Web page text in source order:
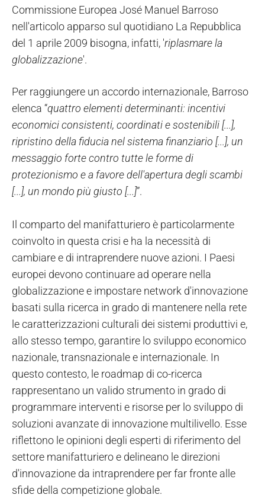
Commissione Europea José Manuel Barroso
nell'articolo apparso sul quotidiano La Repubblica
del 1 aprile 2009 bisogna, infatti, 'riplasmare la
globalizzazione'.
Per raggiungere un accordo internazionale, Barroso
elenca “quattro elementi determinanti: incentivi
economici consistenti, coordinati e sostenibili [...],
ripristino della fiducia nel sistema finanziario [...], un
messaggio forte contro tutte le forme di
protezionismo e a favore dell'apertura degli scambi
[...], un mondo più giusto [...]”.
Il comparto del manifatturiero è particolarmente
coinvolto in questa crisi e ha la necessità di
cambiare e di intraprendere nuove azioni. I Paesi
europei devono continuare ad operare nella
globalizzazione e impostare network d'innovazione
basati sulla ricerca in grado di mantenere nella rete
le caratterizzazioni culturali dei sistemi produttivi e,
allo stesso tempo, garantire lo sviluppo economico
nazionale, transnazionale e internazionale. In
questo contesto, le roadmap di co-ricerca
rappresentano un valido strumento in grado di
programmare interventi e risorse per lo sviluppo di
soluzioni avanzate di innovazione multilivello. Esse
riflettono le opinioni degli esperti di riferimento del
settore manifatturiero e delineano le direzioni
d'innovazione da intraprendere per far fronte alle
sfide della competizione globale.